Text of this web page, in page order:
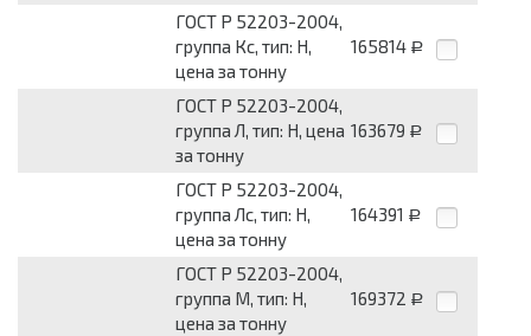
ГОСТ Р 52203-2004,
группа Кс, тип: Н,
цена за тонну
165814 Р
ГОСТ Р 52203-2004,
группа Л, тип: Н, цена
за тонну
163679 Р
ГОСТ Р 52203-2004,
группа Лс, тип: Н,
цена за тонну
164391 Р
ГОСТ Р 52203-2004,
группа М, тип: Н,
цена за тонну
169372 Р